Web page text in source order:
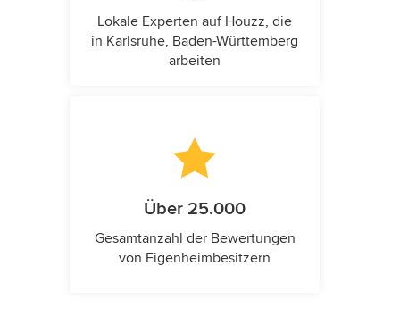
Lokale Experten auf Houzz, die
in Karlsruhe, Baden-Württemberg
arbeiten
Über 25.000
Gesamtanzahl der Bewertungen
von Eigenheimbesitzern